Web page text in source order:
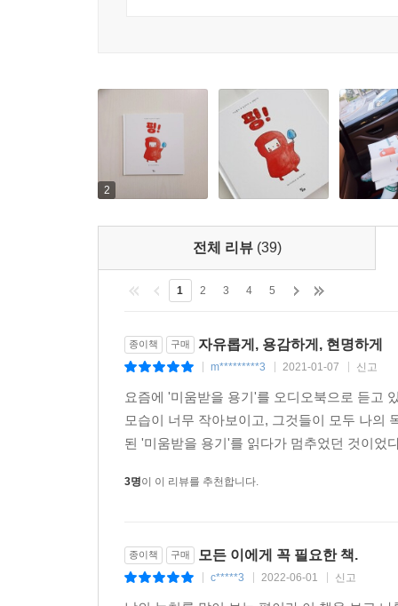
2
전체 리뷰 (39)
1 2 3 4 5
종이책 구매 자유롭게, 용감하게, 현명하게
m*********3 2021-01-07 신고
요즘에 '미움받을 용기'를 오디오북으로 듣고
모습이 너무 작아보이고, 그것들이 모두 나의
된 '미움받을 용기'를 읽다가 멈추었던 것이었
3명이 이 리뷰를 추천합니다.
종이책 구매 모든 이에게 꼭 필요한 책.
c*****3 2022-06-01 신고